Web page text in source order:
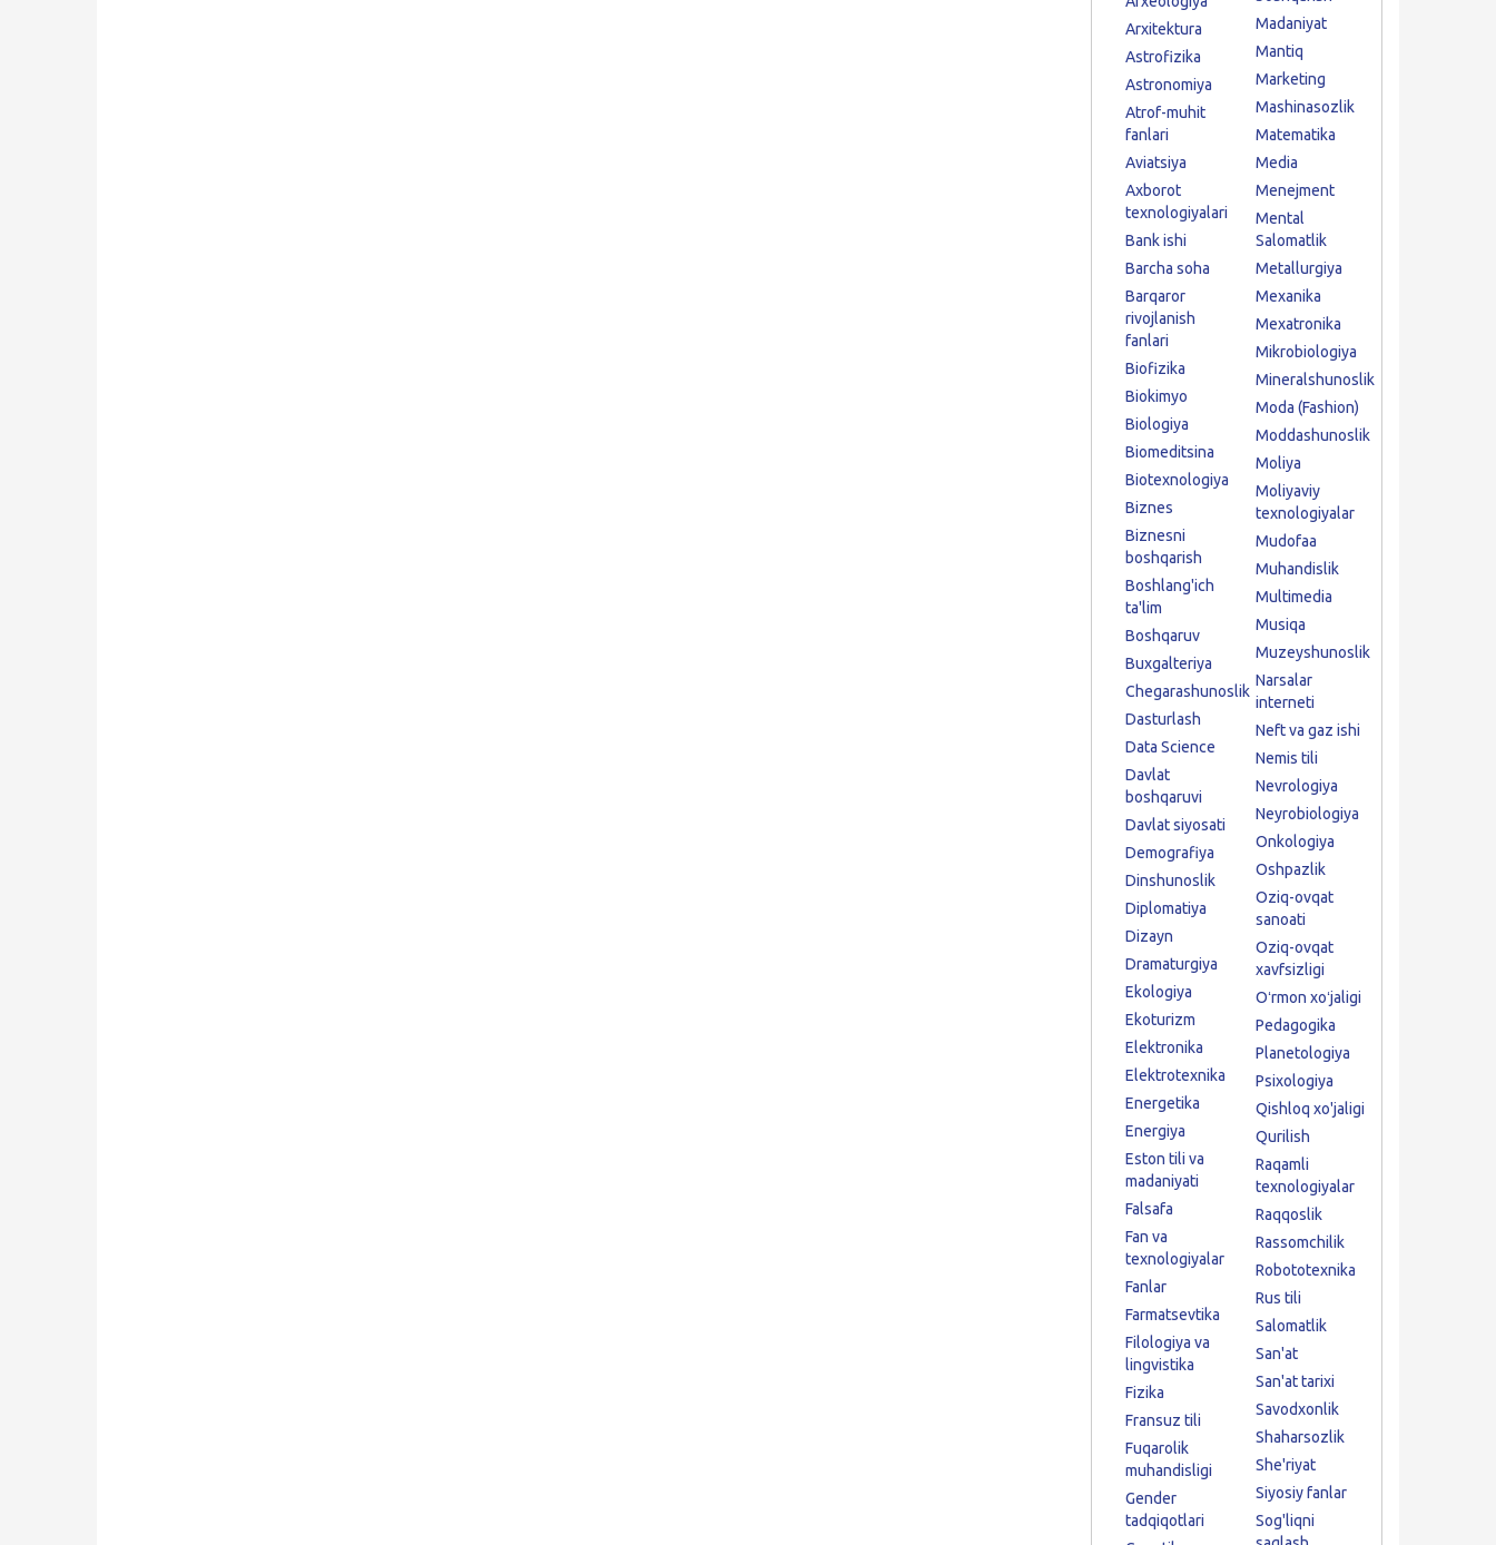
Arxitektura
Astrofizika
Astronomiya
Atrof-muhit
fanlari
Aviatsiya
Axborot
texnologiyalari
Bank ishi
Barcha soha
Barqaror
rivojlanish
fanlari
Biofizika
Biokimyo
Biologiya
Biomeditsina
Biotexnologiya
Biznes
Biznesni
boshqarish
Boshlang'ich
ta'lim
Boshqaruv
Buxgalteriya
Chegarashunoslik
Dasturlash
Data Science
Davlat
boshqaruvi
Davlat siyosati
Demografiya
Dinshunoslik
Diplomatiya
Dizayn
Dramaturgiya
Ekologiya
Ekoturizm
Elektronika
Elektrotexnika
Energetika
Energiya
Eston tili va
madaniyati
Falsafa
Fan va
texnologiyalar
Fanlar
Farmatsevtika
Filologiya va
lingvistika
Fizika
Fransuz tili
Fuqarolik
muhandisligi
Gender
tadqiqotlari
Madaniyat
Mantiq
Marketing
Mashinasozlik
Matematika
Media
Menejment
Mental
Salomatlik
Metallurgiya
Mexanika
Mexatronika
Mikrobiologiya
Mineralshunoslik
Moda (Fashion)
Moddashunoslik
Moliya
Moliyaviy
texnologiyalar
Mudofaa
Muhandislik
Multimedia
Musiqa
Muzeyshunoslik
Narsalar
interneti
Neft va gaz ishi
Nemis tili
Nevrologiya
Neyrobiologiya
Onkologiya
Oshpazlik
Oziq-ovqat
sanoati
Oziq-ovqat
xavfsizligi
Oʻrmon xoʻjaligi
Pedagogika
Planetologiya
Psixologiya
Qishloq xo'jaligi
Qurilish
Raqamli
texnologiyalar
Raqqoslik
Rassomchilik
Robototexnika
Rus tili
Salomatlik
San'at
San'at tarixi
Savodxonlik
Shaharsozlik
She'riyat
Siyosiy fanlar
Sog'liqni